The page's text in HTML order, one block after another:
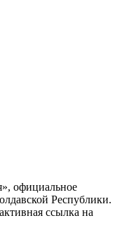
официальное
Республики.
ссылка на